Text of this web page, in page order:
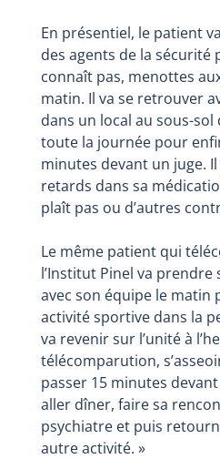
En présentiel, le patient
des agents de la sécurité
connaît pas, menottes
matin. Il va se retrouver
dans un local au sous-
toute la journée pour
minutes devant un juge.
retards dans sa
plaît pas ou d’autres
Le même patient qui
l’Institut Pinel va
avec son équipe le matin
activité sportive dans la
va revenir sur l’unité à
télécomparution,
passer 15 minutes
aller dîner, faire sa
psychiatre et puis
autre activité. »